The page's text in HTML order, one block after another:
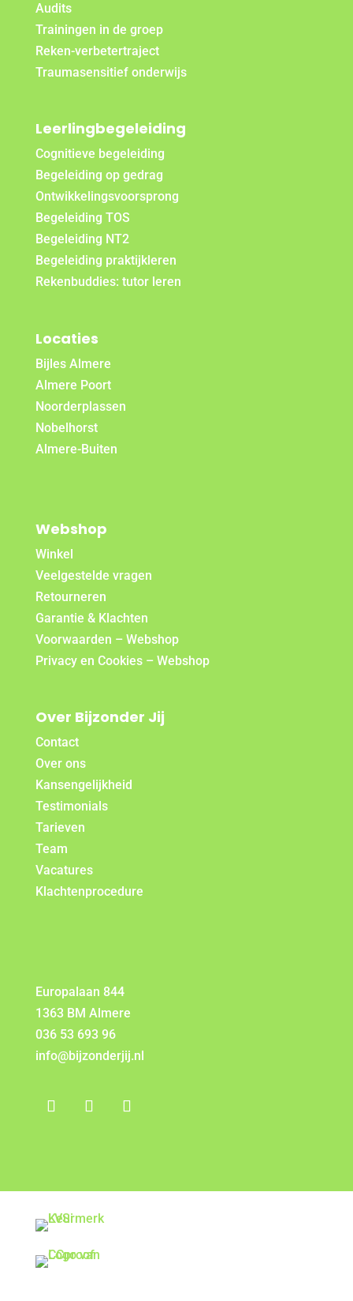
Audits
Trainingen in de groep
Reken-verbetertraject
Traumasensitief onderwijs
Leerlingbegeleiding
Cognitieve begeleiding
Begeleiding op gedrag
Ontwikkelingsvoorsprong
Begeleiding TOS
Begeleiding NT2
Begeleiding praktijkleren
Rekenbuddies: tutor leren
Locaties
Bijles Almere
Almere Poort
Noorderplassen
Nobelhorst
Almere-Buiten
Webshop
Winkel
Veelgestelde vragen
Retourneren
Garantie & Klachten
Voorwaarden – Webshop
Privacy en Cookies – Webshop
Over Bijzonder Jij
Contact
Over ons
Kansengelijkheid
Testimonials
Tarieven
Team
Vacatures
Klachtenprocedure
Europalaan 844
1363 BM Almere
036 53 693 96
info@bijzonderjij.nl